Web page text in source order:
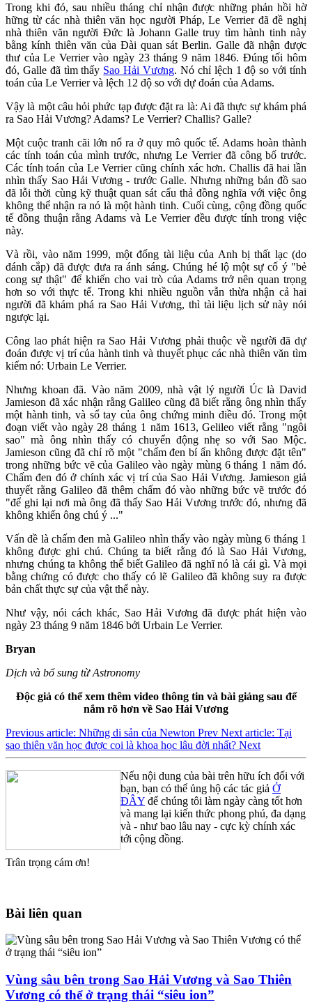
Trong khi đó, sau nhiều tháng chỉ nhận được những phản hồi hờ
hững từ các nhà thiên văn học người Pháp, Le Verrier đã đề nghị
nhà thiên văn người Đức là Johann Galle truy tìm hành tinh này
bằng kính thiên văn của Đài quan sát Berlin. Galle đã nhận được
thư của Le Verrier vào ngày 23 tháng 9 năm 1846. Đúng tối hôm
đó, Galle đã tìm thấy Sao Hải Vương. Nó chỉ lệch 1 độ so với tính
toán của Le Verrier và lệch 12 độ so với dự đoán của Adams.
Vậy là một câu hỏi phức tạp được đặt ra là: Ai đã thực sự khám phá
ra Sao Hải Vương? Adams? Le Verrier? Challis? Galle?
Một cuộc tranh cãi lớn nổ ra ở quy mô quốc tế. Adams hoàn thành
các tính toán của mình trước, nhưng Le Verrier đã công bố trước.
Các tính toán của Le Verrier cũng chính xác hơn. Challis đã hai lần
nhìn thấy Sao Hải Vương - trước Galle. Nhưng những bản đồ sao
đã lỗi thời cùng kỹ thuật quan sát cẩu thả đồng nghĩa với việc ông
không thể nhận ra nó là một hành tinh. Cuối cùng, cộng đồng quốc
tế đồng thuận rằng Adams và Le Verrier đều được tính trong việc
này.
Và rồi, vào năm 1999, một đống tài liệu của Anh bị thất lạc (do
đánh cắp) đã được đưa ra ánh sáng. Chúng hé lộ một sự cố ý "bẻ
cong sự thật" để khiến cho vai trò của Adams trở nên quan trọng
hơn so với thực tế. Trong khi nhiều nguồn vẫn thừa nhận cả hai
người đã khám phá ra Sao Hải Vương, thì tài liệu lịch sử này nói
ngược lại.
Công lao phát hiện ra Sao Hải Vương phải thuộc về người đã dự
đoán được vị trí của hành tinh và thuyết phục các nhà thiên văn tìm
kiếm nó: Urbain Le Verrier.
Nhưng khoan đã. Vào năm 2009, nhà vật lý người Úc là David
Jamieson đã xác nhận rằng Galileo cũng đã biết rằng ông nhìn thấy
một hành tinh, và sổ tay của ông chứng minh điều đó. Trong một
đoạn viết vào ngày 28 tháng 1 năm 1613, Gelileo viết rằng "ngôi
sao" mà ông nhìn thấy có chuyển động nhẹ so với Sao Mộc.
Jamieson cũng đã chỉ rõ một "chấm đen bí ẩn không được đặt tên"
trong những bức vẽ của Galileo vào ngày mùng 6 tháng 1 năm đó.
Chấm đen đó ở chính xác vị trí của Sao Hải Vương. Jamieson giả
thuyết rằng Galileo đã thêm chấm đó vào những bức vẽ trước đó
"để ghi lại nơi mà ông đã thấy Sao Hải Vương trước đó, nhưng đã
không khiến ông chú ý ..."
Vấn đề là chấm đen mà Galileo nhìn thấy vào ngày mùng 6 tháng 1
không được ghi chú. Chúng ta biết rằng đó là Sao Hải Vương,
nhưng chúng ta không thể biết Galileo đã nghĩ nó là cái gì. Và mọi
bằng chứng có được cho thấy có lẽ Galileo đã không suy ra được
bản chất thực sự của vật thể này.
Như vậy, nói cách khác, Sao Hải Vương đã được phát hiện vào
ngày 23 tháng 9 năm 1846 bởi Urbain Le Verrier.
Bryan
Dịch và bổ sung từ Astronomy
Độc giả có thể xem thêm video thông tin và bài giảng sau để
nắm rõ hơn về Sao Hải Vương
Previous article: Những di sản của Newton Prev Next article: Tại
sao thiên văn học được coi là khoa học lâu đời nhất? Next
Nếu nội dung của bài trên hữu ích đối với
bạn, bạn có thể ủng hộ các tác giả Ở
ĐÂY để chúng tôi làm ngày càng tốt hơn
và mang lại kiến thức phong phú, đa dạng
và - như bao lâu nay - cực kỳ chính xác
tới cộng đồng.
Trân trọng cám ơn!
Bài liên quan
Vùng sâu bên trong Sao Hải Vương và Sao Thiên
Vương có thể ở trạng thái “siêu ion”